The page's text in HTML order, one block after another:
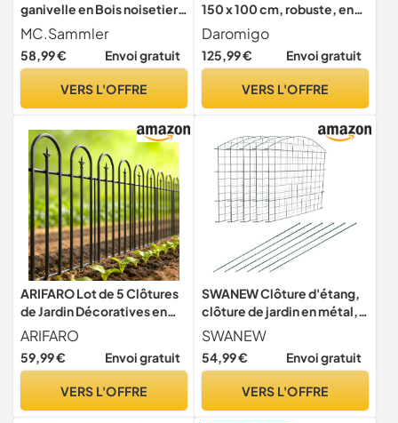
ganivelle en Bois noisetier
26 Dimensions Hauteur 50
cm - 150 cm Longeur 5/10
mbarriere girondine avec
(Hauteur: 80cm X Longeur:
MC.Sammler
58,99 € Envoi gratuit
VERS L'OFFRE
150 x 100 cm, robuste, en
métal galvanisé, avec
poignée, serrure et 3 clés,
vert
Daromigo
125,99 € Envoi gratuit
VERS L'OFFRE
ARIFARO Lot de 5 Clôtures
de Jardin Décoratives en
Métal - Pas de Creuser -
Clôture pour Animaux de
Compagnie - Clôture
Chien (60cm H X 55cm L,
ARIFARO
59,99 € Envoi gratuit
VERS L'OFFRE
SWANEW Clôture d'étang,
clôture de jardin en métal,
enclos extérieurs, 11
pièces, 5 éléments de
clôture et 6 barres de
SWANEW
54,99 € Envoi gratuit
VERS L'OFFRE